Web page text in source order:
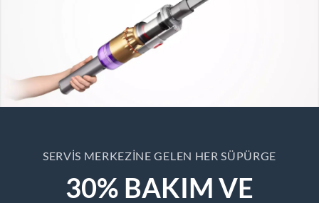
SERVIS MERKEZINE GELEN HER SÜPÜRGE
30% BAKIM VE